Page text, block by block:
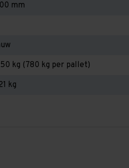
mm
kg (780 kg per pallet)
kg